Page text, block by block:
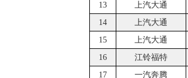
13
上汽大通
14
上汽大通
15
上汽大通
16
江铃福特
17
一汽奔腾